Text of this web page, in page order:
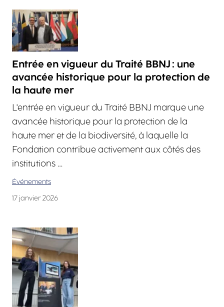
Entrée en vigueur du Traité BBNJ : une
avancée historique pour la protection de
la haute mer
L'entrée en vigueur du Traité BBNJ marque une
avancée historique pour la protection de la
haute mer et de la biodiversité, à laquelle la
Fondation contribue activement aux côtés des
institutions …
Événements
17 janvier 2026